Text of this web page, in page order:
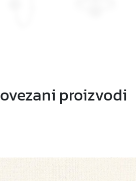
proizvodi